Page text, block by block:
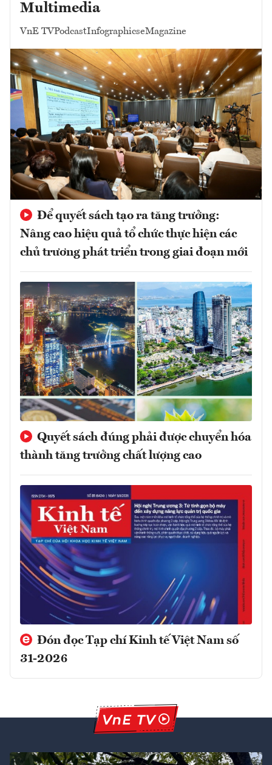
Multimedia
VnE TVPodcastInfographicseMagazine
Để quyết sách tạo ra tăng trưởng:
Nâng cao hiệu quả tổ chức thực hiện các
chủ trương phát triển trong giai đoạn mới
Quyết sách đúng phải được chuyển hóa
thành tăng trưởng chất lượng cao
Đón đọc Tạp chí Kinh tế Việt Nam số
31-2026